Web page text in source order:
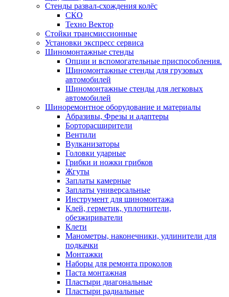
Стенды развал-схождения колёс
СКО
Техно Вектор
Стойки трансмиссионные
Установки экспресс сервиса
Шиномонтажные стенды
Опции и вспомогательные приспособления.
Шиномонтажные стенды для грузовых
автомобилей
Шиномонтажные стенды для легковых
автомобилей
Шиноремонтное оборудование и материалы
Абразивы, Фрезы и адаптеры
Борторасширители
Вентили
Вулканизаторы
Головки ударные
Грибки и ножки грибков
Жгуты
Заплаты камерные
Заплаты универсальные
Инструмент для шиномонтажа
Клей, герметик, уплотнители,
обезжириватели
Клети
Манометры, наконечники, удлинители для
подкачки
Монтажки
Наборы для ремонта проколов
Паста монтажная
Пластыри диагональные
Пластыри радиальные